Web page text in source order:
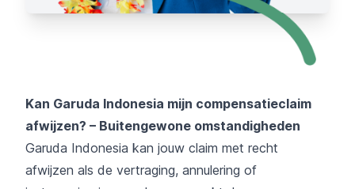
Kan Garuda Indonesia mijn compensatieclaim
afwijzen? – Buitengewone omstandigheden
Garuda Indonesia kan jouw claim met recht
afwijzen als de vertraging, annulering of